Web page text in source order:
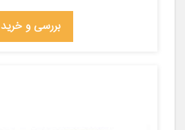
بررسی و خرید